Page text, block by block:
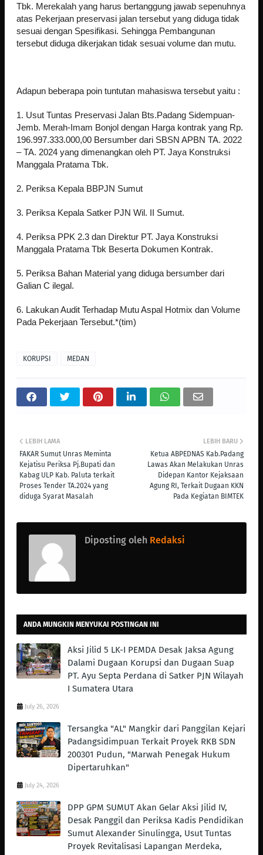
Tbk. Merekalah yang harus bertanggung jawab sepenuhnya
atas Pekerjaan preservasi jalan tersebut yang diduga tidak
sesuai dengan Spesifikasi. Sehingga Pembangunan
tersebut diduga dikerjakan tidak sesuai volume dan mutu.
Adapun beberapa poin tuntutan mahasiswa tersebut yaitu :
1. Usut Tuntas Preservasi Jalan Bts.Padang Sidempuan-
Jemb. Merah-Imam Bonjol dengan Harga kontrak yang Rp.
196.997.333.000,00 Bersumber dari SBSN APBN TA. 2022
– TA. 2024 yang dimenangkan oleh PT. Jaya Konstruksi
Manggala Pratama Tbk.
2. Periksa Kepala BBPJN Sumut
3. Periksa Kepala Satker PJN Wil. II Sumut.
4. Periksa PPK 2.3 dan Direktur PT. Jaya Konstruksi
Manggala Pratama Tbk Beserta Dokumen Kontrak.
5. Periksa Bahan Material yang diduga bersumber dari
Galian C ilegal.
6. Lakukan Audit Terhadap Mutu Aspal Hotmix dan Volume
Pada Pekerjaan Tersebut.*(tim)
KORUPSI MEDAN
LEBIH BARU
Ketua ABPEDNAS Kab.Padang
Lawas Akan Melakukan Unras
Didepan Kantor Kejaksaan
Agung RI, Terkait Dugaan KKN
Pada Kegiatan BIMTEK
LEBIH LAMA
FAKAR Sumut Unras Meminta
Kejatisu Periksa Pj.Bupati dan
Kabag ULP Kab. Paluta terkait
Proses Tender TA.2024 yang
diduga Syarat Masalah
Diposting oleh Redaksi
ANDA MUNGKIN MENYUKAI POSTINGAN INI
Aksi Jilid 5 LK-I PEMDA Desak Jaksa Agung
Dalami Dugaan Korupsi dan Dugaan Suap
PT. Ayu Septa Perdana di Satker PJN Wilayah
I Sumatera Utara
July 26, 2026
Tersangka "AL" Mangkir dari Panggilan Kejari
Padangsidimpuan Terkait Proyek RKB SDN
200301 Pudun, "Marwah Penegak Hukum
Dipertaruhkan"
July 24, 2026
DPP GPM SUMUT Akan Gelar Aksi Jilid IV,
Desak Panggil dan Periksa Kadis Pendidikan
Sumut Alexander Sinulingga, Usut Tuntas
Proyek Revitalisasi Lapangan Merdeka,